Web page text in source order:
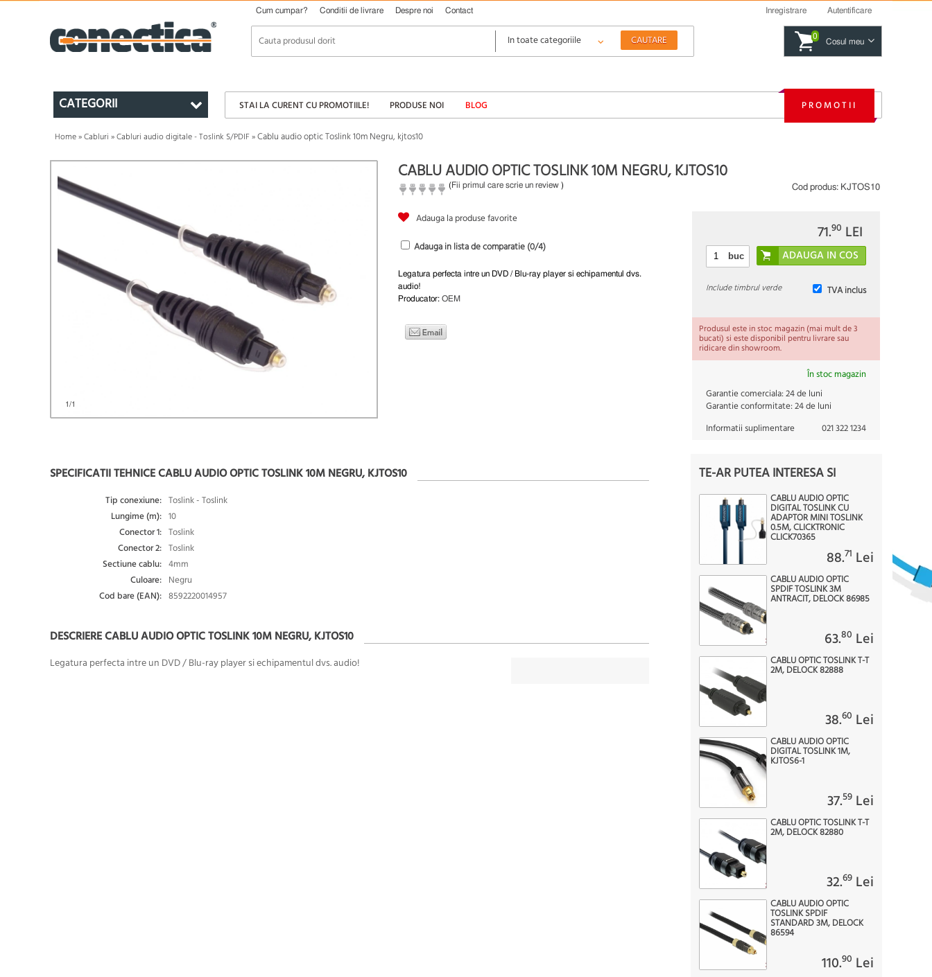
Cum cumpar? Conditii de livrare Despre noi Contact Inregistrare Autentificare
0
Cosul meu
CATEGORII STAI LA CURENT CU PROMOTIILE! PRODUSE NOI BLOG PROMOTII
Home»Cabluri »Cabluri audio digitale - Toslink S/PDIF»Cablu audio optic Toslink 10m Negru, kjtos10
1/1
CABLU AUDIO OPTIC TOSLINK 10M NEGRU, KJTOS10
(Fii primul care scrie un review ) Cod produs: KJTOS10
Adauga la produse favorite
Adauga in lista de comparatie (0/4)
Legatura perfecta intre un DVD / Blu-ray player si echipamentul dvs.
audio!
Producator: OEM
71.90 LEI
buc
TVA inclus
Include timbrul verde
Produsul este in stoc magazin (mai mult de 3
bucati) si este disponibil pentru livrare sau
ridicare din showroom.
În stoc magazin
Garantie comerciala:24 de luni
Garantie conformitate:24 de luni
Informatii suplimentare
021 322 1234
SPECIFICATII TEHNICE CABLU AUDIO OPTIC TOSLINK 10M NEGRU, KJTOS10
Tip conexiune: Toslink - Toslink
Lungime (m): 10
Conector 1: Toslink
Conector 2: Toslink
Sectiune cablu: 4mm
Culoare: Negru
Cod bare (EAN): 8592220014957
DESCRIERE CABLU AUDIO OPTIC TOSLINK 10M NEGRU, KJTOS10
Legatura perfecta intre un DVD / Blu-ray player si echipamentul dvs. audio!
TE-AR PUTEA INTERESA SI
CABLU AUDIO OPTIC
DIGITAL TOSLINK CU
ADAPTOR MINI TOSLINK
0.5M, CLICKTRONIC
CLICK70365
88.71 Lei
CABLU AUDIO OPTIC
SPDIF TOSLINK 3M
ANTRACIT, DELOCK 86985
63.80 Lei
CABLU OPTIC TOSLINK T-T
2M, DELOCK 82888
38.60 Lei
CABLU AUDIO OPTIC
DIGITAL TOSLINK 1M,
KJTOS6-1
37.59 Lei
CABLU OPTIC TOSLINK T-T
2M, DELOCK 82880
32.69 Lei
CABLU AUDIO OPTIC
TOSLINK SPDIF
STANDARD 3M, DELOCK
86594
110.90 Lei